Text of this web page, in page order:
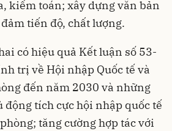
kiểm toán; xây dựng văn bản
tiến độ, chất lượng.
có hiệu quả Kết luận số 53-
trị về Hội nhập Quốc tế và
đến năm 2030 và những
động tích cực hội nhập quốc tế
tăng cường hợp tác với